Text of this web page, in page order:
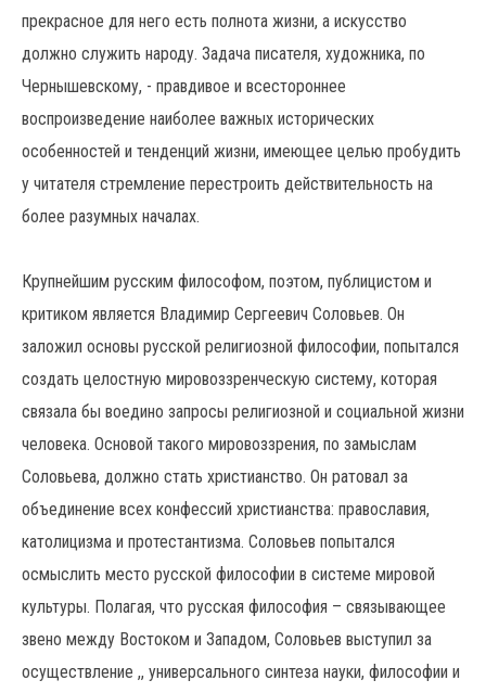
прекрасное для него есть полнота жизни, а искусство
должно служить народу. Задача писателя, художника, по
Чернышевскому, - правдивое и всестороннее
воспроизведение наиболее важных исторических
особенностей и тенденций жизни, имеющее целью пробудить
у читателя стремление перестроить действительность на
более разумных началах.
Крупнейшим русским философом, поэтом, публицистом и
критиком является Владимир Сергеевич Соловьев. Он
заложил основы русской религиозной философии, попытался
создать целостную мировоззренческую систему, которая
связала бы воедино запросы религиозной и социальной жизни
человека. Основой такого мировоззрения, по замыслам
Соловьева, должно стать христианство. Он ратовал за
объединение всех конфессий христианства: православия,
католицизма и протестантизма. Соловьев попытался
осмыслить место русской философии в системе мировой
культуры. Полагая, что русская философия – связывающее
звено между Востоком и Западом, Соловьев выступил за
осуществление ,, универсального синтеза науки, философии и